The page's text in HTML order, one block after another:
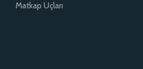
Matkap Uçları